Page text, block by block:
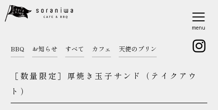
menu
BBQ お知らせ すべて カフェ 天使のプリン
［数量限定］厚焼き玉子サンド（テイクアウ
ト）